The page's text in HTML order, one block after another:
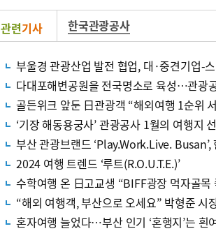
관련기사 한국관광공사
부울경 관광산업 발전 협업, 대·중견기업-
다대포해변공원을 전국명소로 육성…관광
골든위크 앞둔 日관광객 “해외여행 1순위
‘기장 해동용궁사’ 관광공사 1월의 여행지
부산 관광브랜드 ‘Play.Work.Live. Busan’,
2024 여행 트렌드 ‘루트(R.O.U.T.E.)’
수학여행 온 日고교생 “BIFF광장 먹자골목
“해외 여행객, 부산으로 오세요” 박형준 시
혼자여행 늘었다…부산 인기 ‘혼행지’는 흰